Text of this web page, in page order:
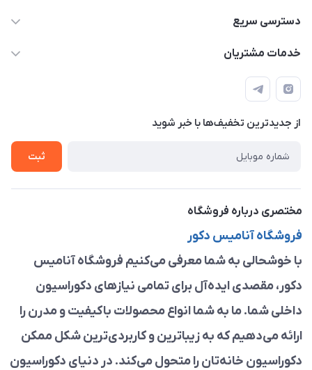
09913878908 _ 09201096459 _ 021.28424157
دسترسی سریع
حساب کاربری
لیست محصولات
درباره ما
خدمات مشتریان
قوانین و مقررات
حریم خصوصی
راهنما
از جدید‌ترین تخفیف‌ها با‌ خبر شوید
ثبت
مختصری درباره فروشگاه
فروشگاه آنامیس دکور
با خوشحالی به شما معرفی می‌کنیم فروشگاه آنامیس
دکور، مقصدی ایده‌آل برای تمامی نیازهای دکوراسیون
داخلی شما. ما به شما انواع محصولات باکیفیت و مدرن را
ارائه می‌دهیم که به زیباترین و کاربردی‌ترین شکل ممکن
دکوراسیون خانه‌تان را متحول می‌کند. در دنیای دکوراسیون